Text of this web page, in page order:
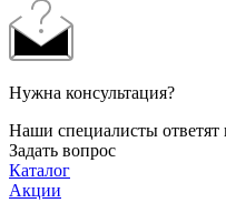
Нужна консультация?
Наши специалисты
Задать вопрос
Каталог
Акции